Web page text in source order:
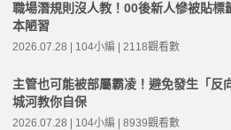
職場潛規則沒人教！00後新人慘被貼標
本陋習
2026.07.28 | 104小編 | 2118觀看數
主管也可能被部屬霸凌！避免發生「反
城河教你自保
2026.07.28 | 104小編 | 8939觀看數